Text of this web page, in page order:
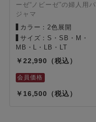
ーゼ“ノビーゼ”の婦人用パ
ジャマ
カラー：2色展開
サイズ：S・SB・M・
MB・L・LB・LT
22,990
16,500